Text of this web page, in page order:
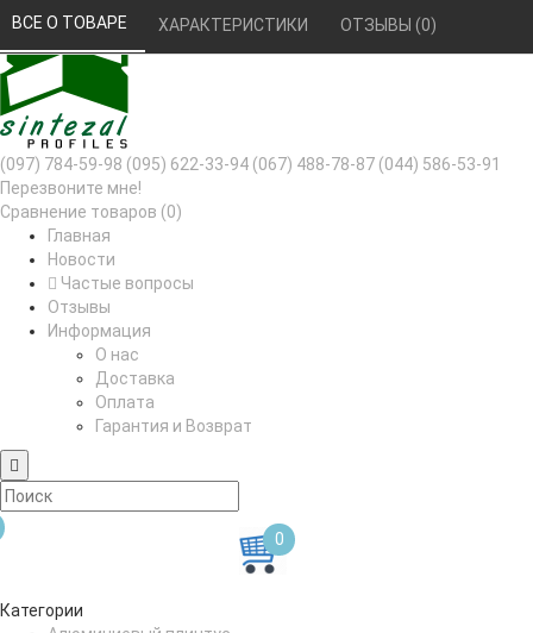
РУС УКР
(097) 784-59-98 (095) 622-33-94 (067) 488-78-87 (044) 586-53-91
Перезвоните мне!
Сравнение товаров (0)
Главная
Новости
Частые вопросы
Отзывы
Информация
О нас
Доставка
Оплата
Гарантия и Возврат
0
Категории
ВСЕ О ТОВАРЕ ХАРАКТЕРИСТИКИ ОТЗЫВЫ (0)